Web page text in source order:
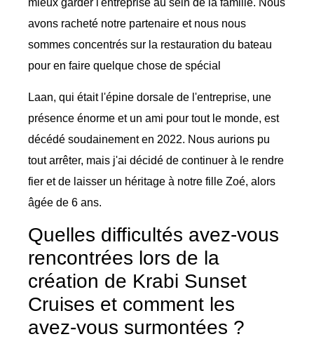
mieux garder l'entreprise au sein de la famille. Nous
avons racheté notre partenaire et nous nous
sommes concentrés sur la restauration du bateau
pour en faire quelque chose de spécial
Laan, qui était l'épine dorsale de l'entreprise, une
présence énorme et un ami pour tout le monde, est
décédé soudainement en 2022. Nous aurions pu
tout arrêter, mais j'ai décidé de continuer à le rendre
fier et de laisser un héritage à notre fille Zoé, alors
âgée de 6 ans.
Quelles difficultés avez-vous
rencontrées lors de la
création de Krabi Sunset
Cruises et comment les
avez-vous surmontées ?